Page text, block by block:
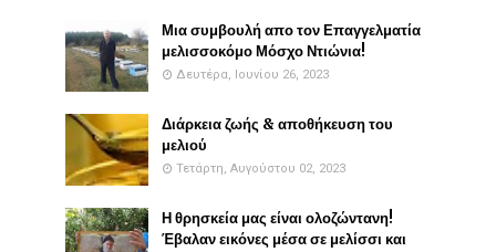
Μια συμβουλή απο τον Επαγγελματία
μελισσοκόμο Μόσχο Ντιώνια!
Δευτέρα, Ιουνίου 26, 2023
Διάρκεια ζωής & αποθήκευση του
μελιού
Τετάρτη, Αυγούστου 02, 2023
Η θρησκεία μας είναι ολοζώντανη!
Έβαλαν εικόνες μέσα σε μελίσσι και